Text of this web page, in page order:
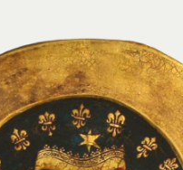
z Paoli